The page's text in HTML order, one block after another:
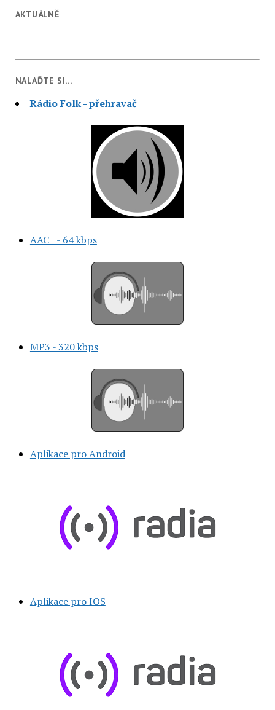
AKTUÁLNĚ
NALAĎTE SI…
Rádio Folk - přehravač
AAC+ - 64 kbps
MP3 - 320 kbps
Aplikace pro Android
Aplikace pro IOS